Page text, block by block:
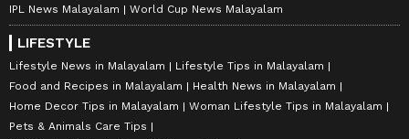
IPL News Malayalam
World Cup News Malayalam
LIFESTYLE
Lifestyle News in Malayalam
Lifestyle Tips in Malayalam
Food and Recipes in Malayalam
Health News in Malayalam
Home Decor Tips in Malayalam
Woman Lifestyle Tips in Malayalam
Pets & Animals Care Tips